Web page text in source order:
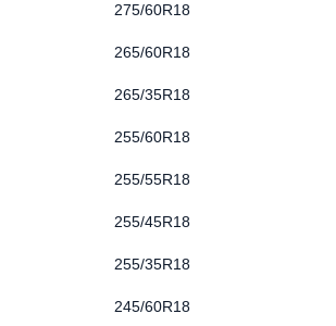
275/60R18
265/60R18
265/35R18
255/60R18
255/55R18
255/45R18
255/35R18
245/60R18